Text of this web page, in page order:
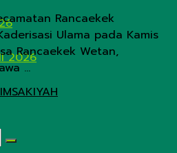
2026
Rancaekek
Ulama pada Kamis
Rancaekek Wetan,
...